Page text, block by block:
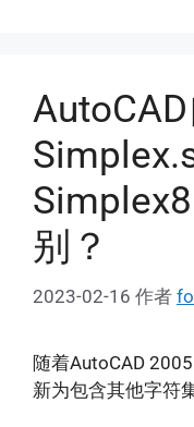
别？
2023-02-16 作者
随着AutoCAD
新为包含其他字符